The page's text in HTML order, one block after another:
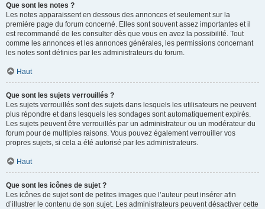
Que sont les notes ?
Les notes apparaissent en dessous des annonces et seulement sur la
première page du forum concerné. Elles sont souvent assez importantes et il
est recommandé de les consulter dès que vous en avez la possibilité. Tout
comme les annonces et les annonces générales, les permissions concernant
les notes sont définies par les administrateurs du forum.
Haut
Que sont les sujets verrouillés ?
Les sujets verrouillés sont des sujets dans lesquels les utilisateurs ne peuvent
plus répondre et dans lesquels les sondages sont automatiquement expirés.
Les sujets peuvent être verrouillés par un administrateur ou un modérateur du
forum pour de multiples raisons. Vous pouvez également verrouiller vos
propres sujets, si cela a été autorisé par les administrateurs.
Haut
Que sont les icônes de sujet ?
Les icônes de sujet sont de petites images que l’auteur peut insérer afin
d’illustrer le contenu de son sujet. Les administrateurs peuvent désactiver cette